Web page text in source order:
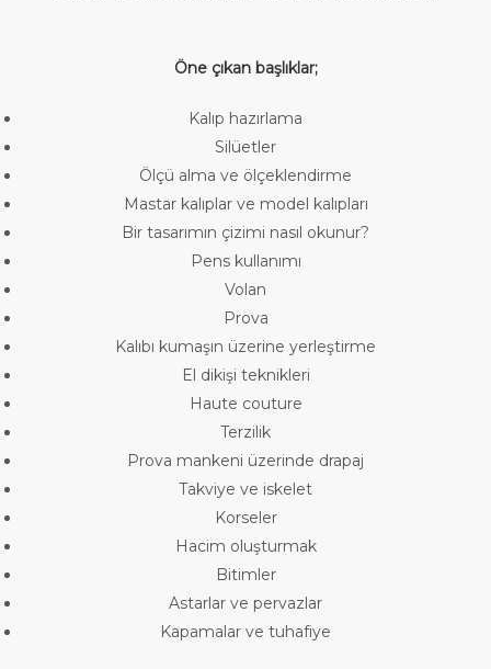
Öne çıkan başlıklar;
Kalıp hazırlama
Silüetler
Ölçü alma ve ölçeklendirme
Mastar kalıplar ve model kalıpları
Bir tasarımın çizimi nasıl okunur?
Pens kullanımı
Volan
Prova
Kalıbı kumaşın üzerine yerleştirme
El dikişi teknikleri
Haute couture
Terzilik
Prova mankeni üzerinde drapaj
Takviye ve iskelet
Korseler
Hacim oluşturmak
Bitimler
Astarlar ve pervazlar
Kapamalar ve tuhafiye